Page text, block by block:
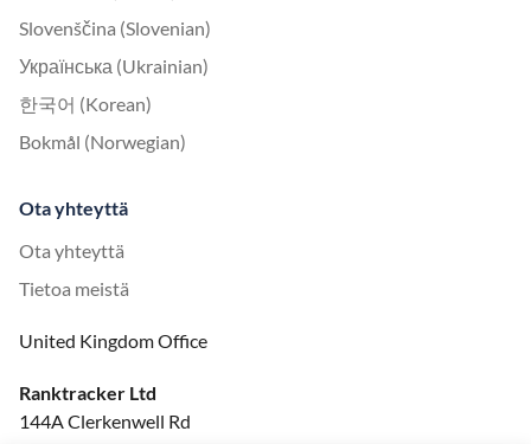
Slovenščina (Slovenian)
Українська (Ukrainian)
한국어 (Korean)
Bokmål (Norwegian)
Ota yhteyttä
Ota yhteyttä
Tietoa meistä
United Kingdom Office
Ranktracker Ltd
144A Clerkenwell Rd